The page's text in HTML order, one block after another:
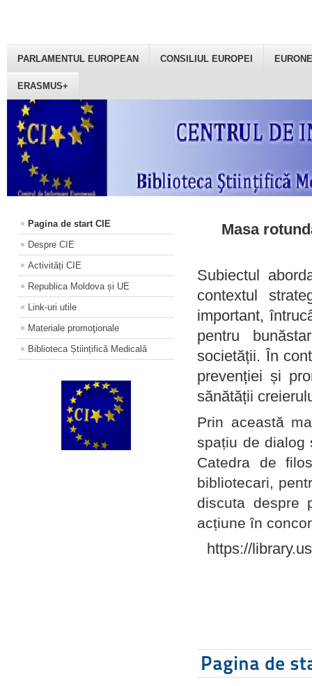
PARLAMENTUL EUROPEAN CONSILIUL EUROPEI
ERASMUS+
Pagina de start CIE
Despre CIE
Activități CIE
Republica Moldova și UE
Link-uri utile
Materiale promoţionale
Biblioteca Științifică Medicală
Masa
Subiectul
contextul
important,
pentru
societății. În
prevenției și
sănătății
Prin această
spațiu de dialog
Catedra de
bibliotecari,
discuta despre
acțiune în
https://
Pagina de